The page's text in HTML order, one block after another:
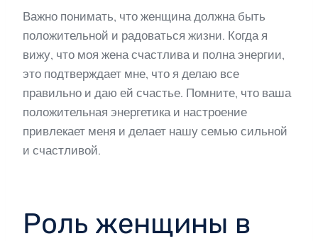
Важно понимать, что женщина должна быть
положительной и радоваться жизни. Когда я
вижу, что моя жена счастлива и полна энергии,
это подтверждает мне, что я делаю все
правильно и даю ей счастье. Помните, что ваша
положительная энергетика и настроение
привлекает меня и делает нашу семью сильной
и счастливой.
Роль женщины в